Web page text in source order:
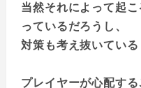
当然それによって起
っているだろうし、
対策も考え抜いている
プレイヤーが心配す